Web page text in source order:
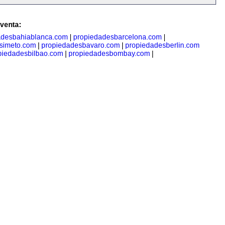
propiedadesbarcelona.com
| propiedadesbavaro.com| propiedadesberlin.com
propiedadesbombay.com